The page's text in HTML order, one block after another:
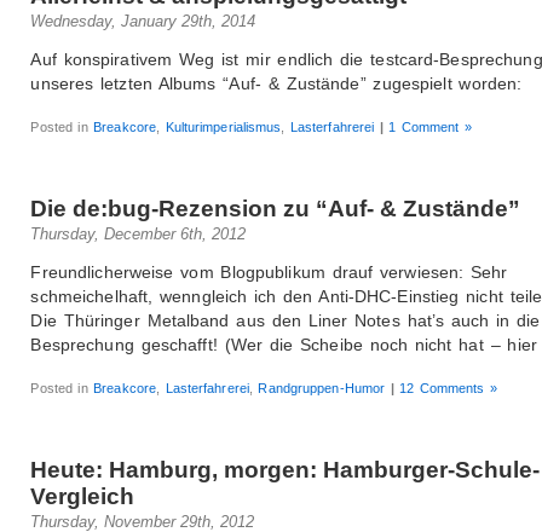
Wednesday, January 29th, 2014
Auf konspirativem Weg ist mir endlich die testcard-Besprechung
unseres letzten Albums “Auf- & Zustände” zugespielt worden:
Posted inBreakcore Kulturimperialismus Lasterfahrerei | 1 Comment »
Die de:bug-Rezension zu “Auf- & Zustände”
Thursday, December 6th, 2012
Freundlicherweise vom Blogpublikum drauf verwiesen: Sehr
schmeichelhaft, wenngleich ich den Anti-DHC-Einstieg nicht
Die Thüringer Metalband aus den Liner Notes hat’s auch in die
Besprechung geschafft! (Wer die Scheibe noch nicht hat – hier
Posted inBreakcore Lasterfahrerei,Randgruppen-Humor | 12 Comments »
Heute: Hamburg, morgen: Hamburger-Schule-
Vergleich
Thursday, November 29th, 2012